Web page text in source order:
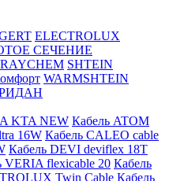
ELECTROLUX
СЕЧЕНИЕ
RAYCHEM SHTEIN
WARMSHTEIN
KTA NEW Кабель ATOM
16W Кабель CALEO cable
Кабель DEVI deviflex 18T
VERIA flexicable 20 Кабель
Twin Cable Кабель